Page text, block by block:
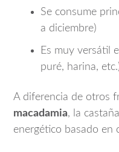
Se consume
a diciembre)
Es muy versátil
puré, harina,
A diferencia de otros
macadamia, la
energético basado en